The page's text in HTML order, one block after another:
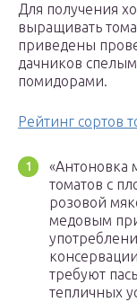
Для получения
выращивать
приведены
дачников
помидорами.
Рейтинг сортов
«Антоновка
томатов с
розовой
медовым
требуют
тепличных